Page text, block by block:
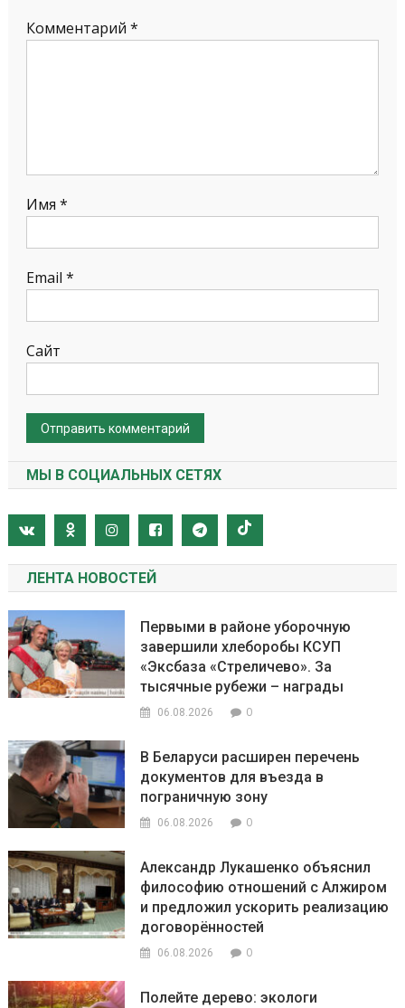
Комментарий *
Имя *
Email *
Сайт
МЫ В СОЦИАЛЬНЫХ СЕТЯХ
ЛЕНТА НОВОСТЕЙ
Первыми в районе уборочную
завершили хлеборобы КСУП
«Эксбаза «Стреличево». За
тысячные рубежи – награды
06.08.2026 0
В Беларуси расширен перечень
документов для въезда в
пограничную зону
06.08.2026 0
Александр Лукашенко объяснил
философию отношений с Алжиром
и предложил ускорить реализацию
договорённостей
06.08.2026 0
Полейте дерево: экологи